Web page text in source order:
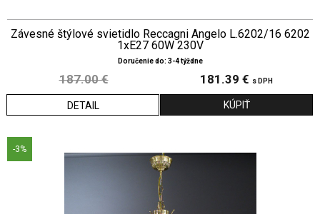
Závesné štýlové svietidlo Reccagni Angelo L.6202/16 6202
1xE27 60W 230V
Doručenie do: 3-4 týždne
187.00 € 181.39 € s DPH
DETAIL
-3%